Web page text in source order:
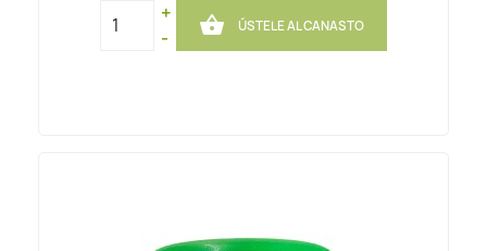
+
-
 ÚSTELE AL CANASTO